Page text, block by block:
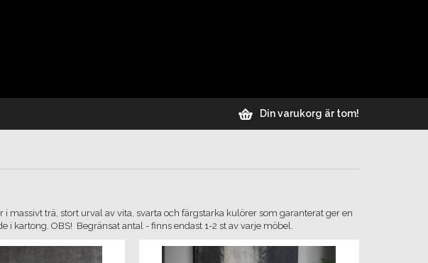
Din varukorg är tom!
trä, stort urval av vita, svarta och färgstarka kulörer som garanterat ger en
kartong. OBS! Begränsat antal - finns endast 1-2 st av varje möbel.